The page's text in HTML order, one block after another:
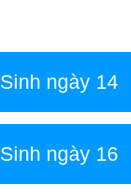
Sinh ngày 14
Sinh ngày 16